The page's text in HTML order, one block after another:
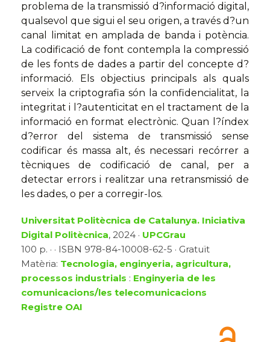
problema de la transmissió d?informació digital,
qualsevol que sigui el seu origen, a través d?un
canal limitat en amplada de banda i potència.
La codificació de font contempla la compressió
de les fonts de dades a partir del concepte d?
informació. Els objectius principals als quals
serveix la criptografia són la confidencialitat, la
integritat i l?autenticitat en el tractament de la
informació en format electrònic. Quan l?índex
d?error del sistema de transmissió sense
codificar és massa alt, és necessari recórrer a
tècniques de codificació de canal, per a
detectar errors i realitzar una retransmissió de
les dades, o per a corregir-los.
Universitat Politècnica de Catalunya. Iniciativa
Digital Politècnica, 2024 · UPCGrau
100 p. · · ISBN 978-84-10008-62-5 · Gratuït
Matèria: Tecnologia, enginyeria, agricultura,
processos industrials : Enginyeria de les
comunicacions/les telecomunicacions
Registre OAI